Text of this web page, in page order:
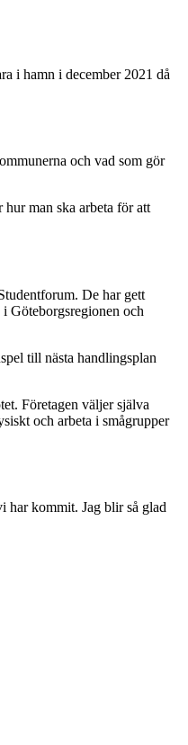
i hamn i december 2021 då
och vad som gör
man ska arbeta för att
De har gett
Göteborgsregionen och
till nästa handlingsplan
Företagen väljer själva
och arbeta i smågrupper
har kommit. Jag blir så glad